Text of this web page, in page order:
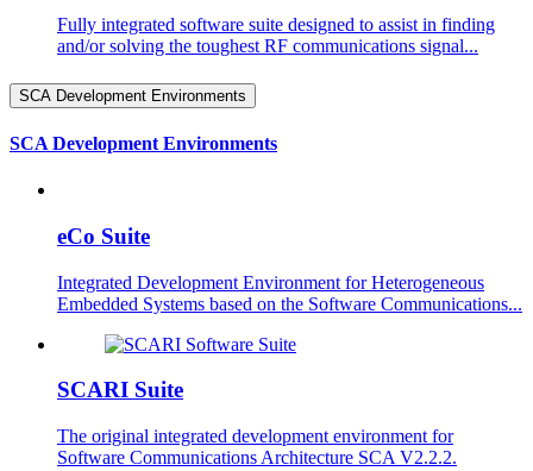
Fully integrated software suite designed to assist in finding
and/or solving the toughest RF communications signal...
SCA Development Environments
SCA Development Environments
eCo Suite
Integrated Development Environment for Heterogeneous
Embedded Systems based on the Software Communications...
SCARI Suite
The original integrated development environment for
Software Communications Architecture SCA V2.2.2.